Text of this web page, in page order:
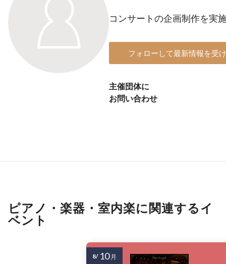
コンサートの企画制作を実
フォローして最新情報を受
主催団体に
お問い合わせ
ピアノ・楽器・室内楽に関連するイ
ベント
8/ 10 月